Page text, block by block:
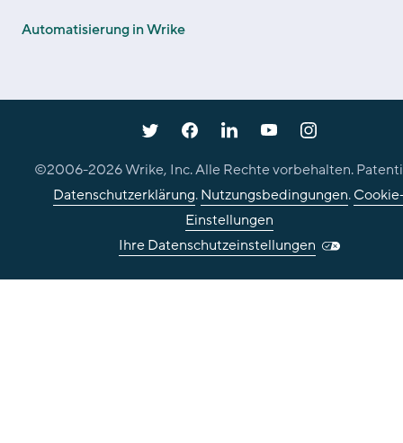
Automatisierung in Wrike
©2006-2026Wrike, Inc. Alle Rechte vorbehalten.
Datenschutzerklärung.Nutzungsbedingungen.
Einstellungen
Ihre Datenschutzeinstellungen